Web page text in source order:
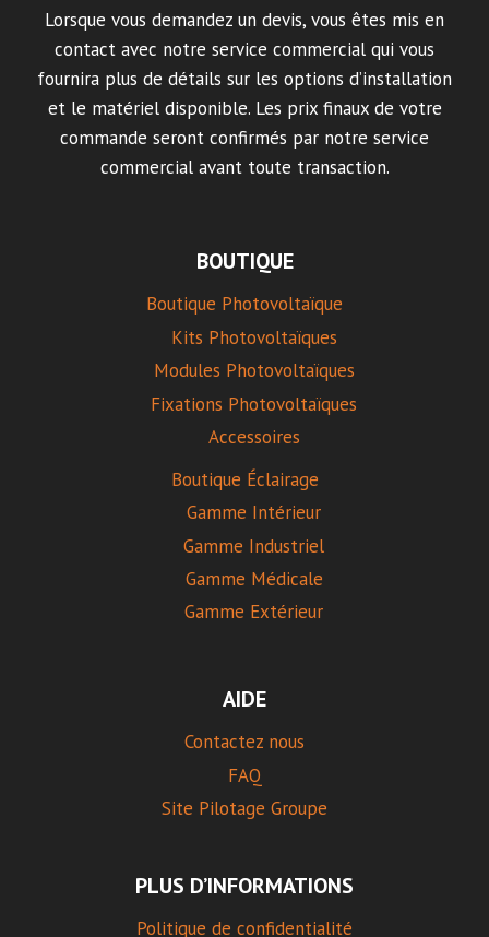
Lorsque vous demandez un devis, vous êtes mis en
contact avec notre service commercial qui vous
fournira plus de détails sur les options d’installation
et le matériel disponible. Les prix finaux de votre
commande seront confirmés par notre service
commercial avant toute transaction.
BOUTIQUE
Boutique Photovoltaïque
Kits Photovoltaïques
Modules Photovoltaïques
Fixations Photovoltaïques
Accessoires
Boutique Éclairage
Gamme Intérieur
Gamme Industriel
Gamme Médicale
Gamme Extérieur
AIDE
Contactez nous
FAQ
Site Pilotage Groupe
PLUS D’INFORMATIONS
Politique de confidentialité